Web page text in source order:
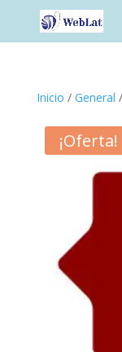
Inicio / General
¡Oferta!